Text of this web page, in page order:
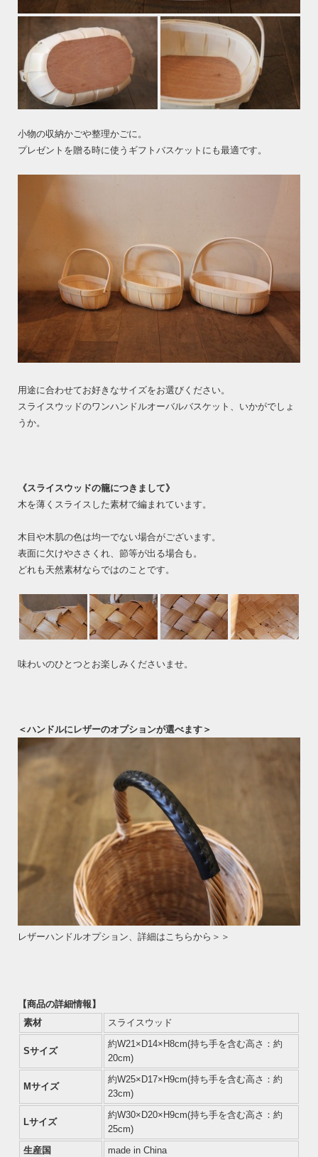
小物の収納かごや整理かごに。
プレゼントを贈る時に使うギフトバスケットにも最適です。
用途に合わせてお好きなサイズをお選びください。
スライスウッドのワンハンドルオーバルバスケット、いかがでしょ
うか。
《スライスウッドの籠につきまして》
木を薄くスライスした素材で編まれています。
木目や木肌の色は均一でない場合がございます。
表面に欠けやささくれ、節等が出る場合も。
どれも天然素材ならではのことです。
味わいのひとつとお楽しみくださいませ。
＜ハンドルにレザーのオプションが選べます＞
レザーハンドルオプション、詳細はこちらから＞＞
【商品の詳細情報】
素材
スライスウッド
Sサイズ
約W21×D14×H8cm(持ち手を含む高さ：約
20cm)
Mサイズ
約W25×D17×H9cm(持ち手を含む高さ：約
23cm)
Lサイズ
約W30×D20×H9cm(持ち手を含む高さ：約
25cm)
生産国
made in China